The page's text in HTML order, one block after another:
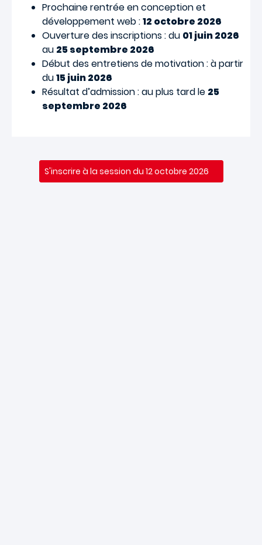
Prochaine rentrée en conception et
développement web :12 octobre 2026
Ouverture des inscriptions : du 01 juin 2026
au 25 septembre 2026
Début des entretiens de motivation : à partir
du15 juin 2026
Résultat d’admission : au plus tard le 25
septembre 2026
S'inscrire à la session du 12 octobre 2026